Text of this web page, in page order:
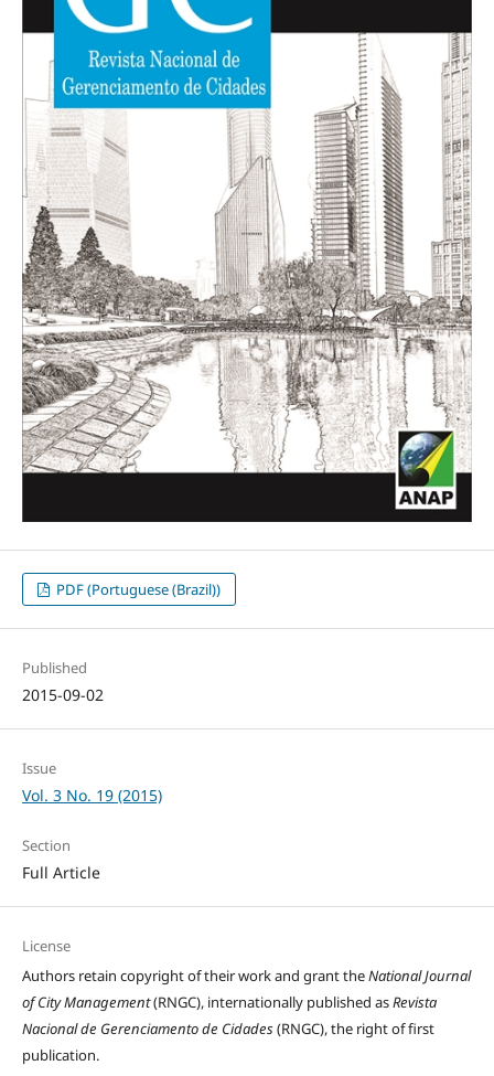
PDF (Portuguese (Brazil))
Published
2015-09-02
Issue
Vol. 3 No. 19 (2015)
Section
Full Article
License
Authors retain copyright of their work and grant theNational Journal
of City Management(RNGC), internationally published asRevista
Nacional de Gerenciamento de Cidades(RNGC), the right of first
publication.